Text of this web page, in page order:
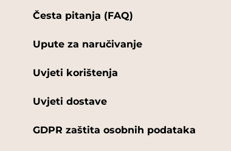
Česta pitanja (FAQ)
Upute za naručivanje
Uvjeti korištenja
Uvjeti dostave
GDPR zaštita osobnih podataka